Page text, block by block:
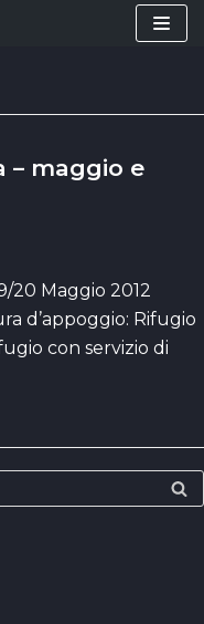
– maggio e
20 Maggio 2012
d’appoggio: Rifugio
con servizio di